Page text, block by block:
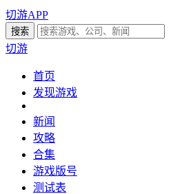
切游APP
切游
首页
发现游戏
新闻
攻略
合集
游戏版号
测试表